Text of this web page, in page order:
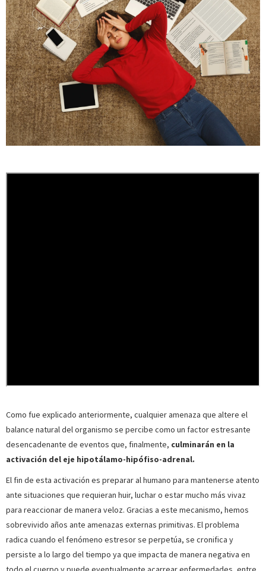
Como fue explicado anteriormente, cualquier amenaza que altere el
balance natural del organismo se percibe como un factor estresante
desencadenante de eventos que, finalmente, culminarán en la
activación del eje hipotálamo-hipófiso-adrenal.
El fin de esta activación es preparar al humano para mantenerse atento
ante situaciones que requieran huir, luchar o estar mucho más vivaz
para reaccionar de manera veloz. Gracias a este mecanismo, hemos
sobrevivido años ante amenazas externas primitivas. El problema
radica cuando el fenómeno estresor se perpetúa, se cronifica y
persiste a lo largo del tiempo ya que impacta de manera negativa en